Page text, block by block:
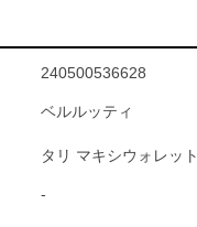
240500536628
ベルルッティ
タリ マキシウォレット
-